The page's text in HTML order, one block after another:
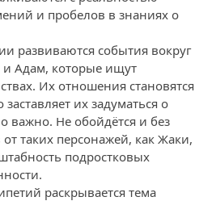
и пробелов в знаниях о
развиваются события вокруг
и Адам, которые ищут
Их отношения становятся
их задуматься о
важно. Не обойдётся и без
таких персонажей, как Жаки,
подростковых
раскрывается тема